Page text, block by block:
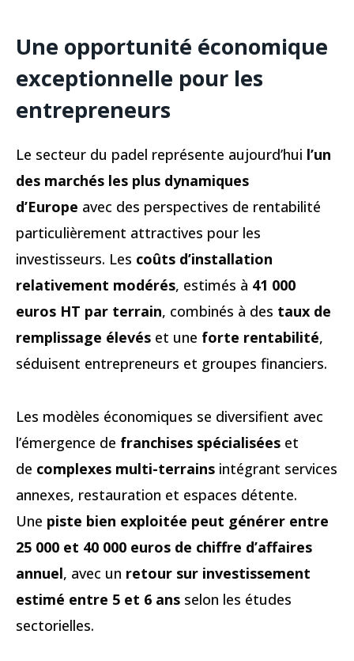
Une opportunité économique
exceptionnelle pour les
entrepreneurs
Le secteur du padel représente aujourd’hui l’un
des marchés les plus dynamiques
d’Europe avec des perspectives de rentabilité
particulièrement attractives pour les
investisseurs. Les coûts d’installation
relativement modérés, estimés à 41 000
euros HT par terrain, combinés à des taux de
remplissage élevés et une forte rentabilité,
séduisent entrepreneurs et groupes financiers.
Les modèles économiques se diversifient avec
l’émergence de franchises spécialisées et
de complexes multi-terrains intégrant services
annexes, restauration et espaces détente.
Une piste bien exploitée peut générer entre
25 000 et 40 000 euros de chiffre d’affaires
annuel, avec un retour sur investissement
estimé entre 5 et 6 ans selon les études
sectorielles.